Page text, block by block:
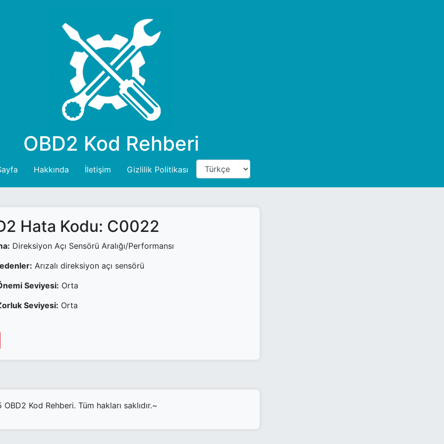
OBD2 Kod Rehberi
Hakkında İletişim Gizlilik Politikası
Hata Kodu: C0022
Direksiyon Açı Sensörü Aralığı/Performansı
Arızalı direksiyon açı sensörü
Seviyesi: Orta
Seviyesi: Orta
Kod Rehberi. Tüm hakları saklıdır.~